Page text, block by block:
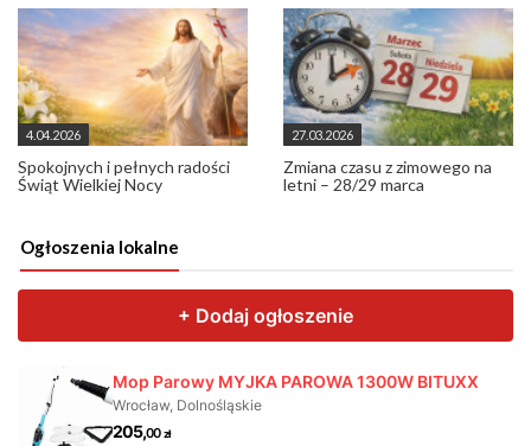
4.04.2026
Spokojnych i pełnych radości
Świąt Wielkiej Nocy
27.03.2026
Zmiana czasu z zimowego na
letni – 28/29 marca
Ogłoszenia lokalne